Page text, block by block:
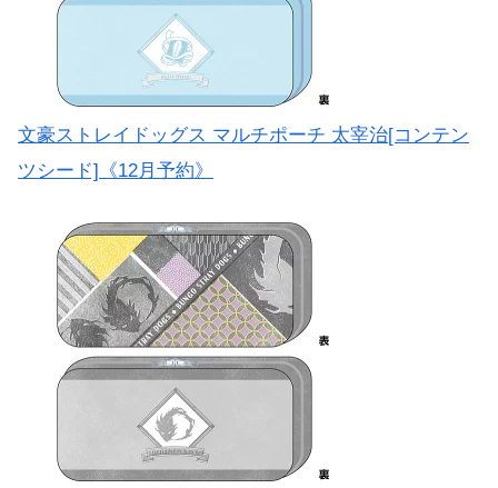
文豪ストレイドッグス マルチポーチ 太宰治[コンテン
ツシード]《12月予約》